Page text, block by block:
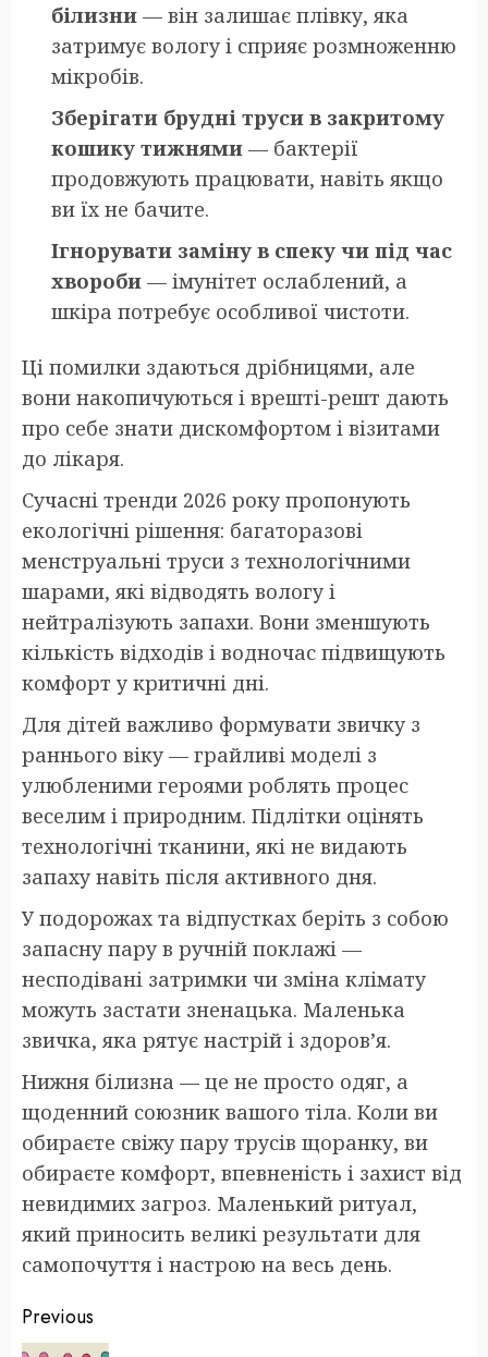
білизни — він залишає плівку, яка
затримує вологу і сприяє розмноженню
мікробів.
Зберігати брудні труси в закритому
кошику тижнями — бактерії
продовжують працювати, навіть якщо
ви їх не бачите.
Ігнорувати заміну в спеку чи під час
хвороби — імунітет ослаблений, а
шкіра потребує особливої чистоти.
Ці помилки здаються дрібницями, але
вони накопичуються і врешті-решт дають
про себе знати дискомфортом і візитами
до лікаря.
Сучасні тренди 2026 року пропонують
екологічні рішення: багаторазові
менструальні труси з технологічними
шарами, які відводять вологу і
нейтралізують запахи. Вони зменшують
кількість відходів і водночас підвищують
комфорт у критичні дні.
Для дітей важливо формувати звичку з
раннього віку — грайливі моделі з
улюбленими героями роблять процес
веселим і природним. Підлітки оцінять
технологічні тканини, які не видають
запаху навіть після активного дня.
У подорожах та відпустках беріть з собою
запасну пару в ручній поклажі —
несподівані затримки чи зміна клімату
можуть застати зненацька. Маленька
звичка, яка рятує настрій і здоров’я.
Нижня білизна — це не просто одяг, а
щоденний союзник вашого тіла. Коли ви
обираєте свіжу пару трусів щоранку, ви
обираєте комфорт, впевненість і захист від
невидимих загроз. Маленький ритуал,
який приносить великі результати для
самопочуття і настрою на весь день.
Post
Previous